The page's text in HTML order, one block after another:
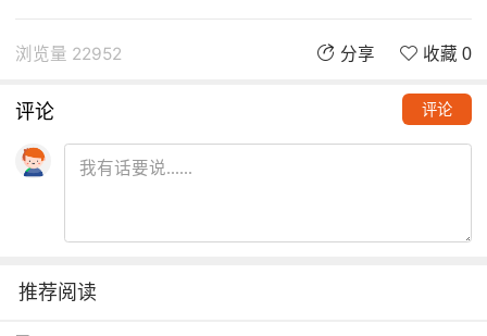
浏览量 22952 分享 收藏 0
评论 评论
推荐阅读